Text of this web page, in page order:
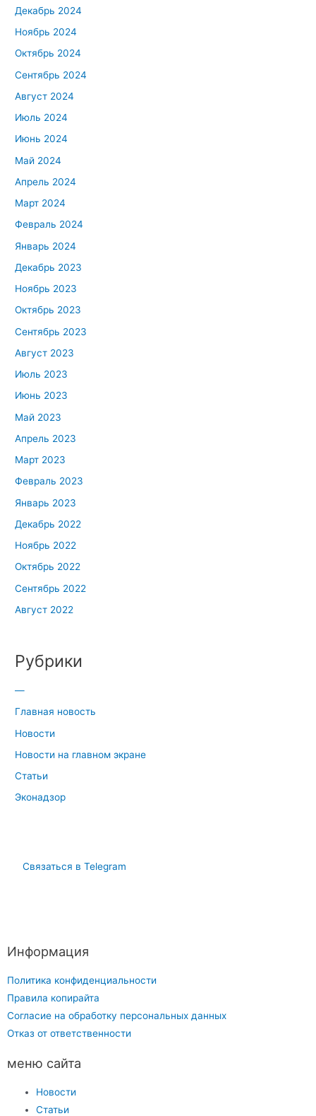
Декабрь 2024
Ноябрь 2024
Октябрь 2024
Сентябрь 2024
Август 2024
Июль 2024
Июнь 2024
Май 2024
Апрель 2024
Март 2024
Февраль 2024
Январь 2024
Декабрь 2023
Ноябрь 2023
Октябрь 2023
Сентябрь 2023
Август 2023
Июль 2023
Июнь 2023
Май 2023
Апрель 2023
Март 2023
Февраль 2023
Январь 2023
Декабрь 2022
Ноябрь 2022
Октябрь 2022
Сентябрь 2022
Август 2022
Рубрики
—
Главная новость
Новости
Новости на главном экране
Статьи
Эконадзор
Связаться в Telegram
Информация
Политика конфиденциальности
Правила копирайта
Согласие на обработку персональных данных
Отказ от ответственности
меню сайта
Новости
Статьи